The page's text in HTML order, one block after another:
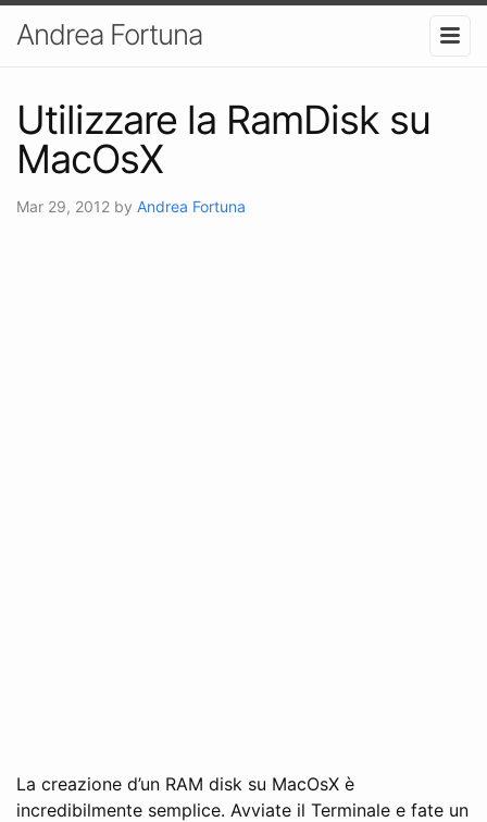
Andrea Fortuna
Utilizzare la RamDisk su
MacOsX
Mar 29, 2012 by Andrea Fortuna
La creazione d’un RAM disk su MacOsX è
incredibilmente semplice. Avviate il Terminale e fate un